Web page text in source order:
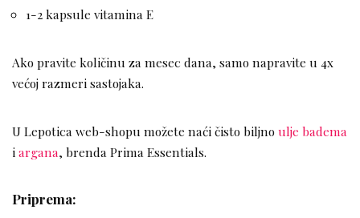
1-2 kapsule vitamina E
Ako pravite količinu za mesec dana, samo napravite u 4x
većoj razmeri sastojaka.
U Lepotica web-shopu možete naći čisto biljnoulje badema
iargana, brenda Prima Essentials.
Priprema: